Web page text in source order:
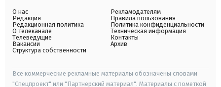
О нас
Редакция
Редакционная политика
О телеканале
Телеведущие
Вакансии
Структура собственности
Рекламодателям
Правила пользования
Политика конфиденциальности
Техническая информация
Контакты
Архив
Все коммерческие рекламные материалы обозначены словами
"Спецпроект" или "Партнерский материал". Материалы с пометкой